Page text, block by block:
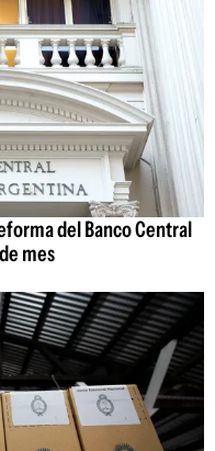
del Banco Central
mes